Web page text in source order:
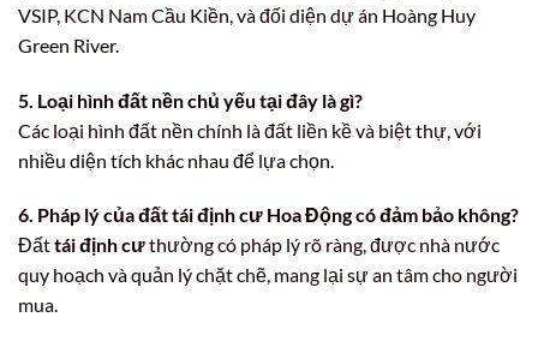
VSIP, KCN Nam Cầu Kiền, và đối diện dự án Hoàng Huy
Green River.
5. Loại hình đất nền chủ yếu tại đây là gì?
Các loại hình đất nền chính là đất liền kề và biệt thự, với
nhiều diện tích khác nhau để lựa chọn.
6. Pháp lý của đất tái định cư Hoa Động có đảm bảo không?
Đấttái định cưthường có pháp lý rõ ràng, được nhà nước
quy hoạch và quản lý chặt chẽ, mang lại sự an tâm cho người
mua.